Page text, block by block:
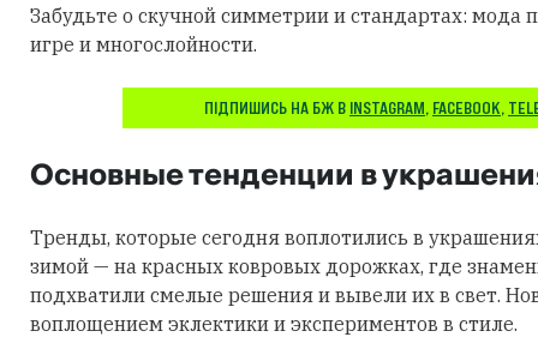
Забудьте о скучной симметрии и стандартах: мода
игре и многослойности.
ПІДПИШИСЬ НА БЖ В INSTAGRAM, FACEBOOK,
Основные тенденции в
Тренды, которые сегодня воплотились в
зимой — на красных ковровых дорожках, где
подхватили смелые решения и вывели их в свет.
воплощением эклектики и экспериментов в стиле.